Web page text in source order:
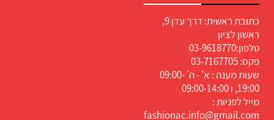
כתובת ראשית: דרך עדן 9,
ראשון לציון
טלפון:03-9618770
פקס: 03-7167705
שעות מענה : א' - ה' 09:00-
19:00, ו 09:00-14:00
מייל לפניות :
fashionac.info@gmail.com